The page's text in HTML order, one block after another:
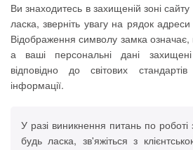
Ви знаходитесь в захищеній зоні
ласка, зверніть увагу на рядок
Відображення символу замка
а ваші персональні дані
відповідно до світових
інформації.
У разі виникнення питань по
будь ласка, зв'яжіться з